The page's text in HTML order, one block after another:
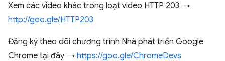
Xem các video khác trong loạt video HTTP 203 →
http://goo.gle/HTTP203
Đăng ký theo dõi chương trình Nhà phát triển Google
Chrome tại đây → https://goo.gle/ChromeDevs